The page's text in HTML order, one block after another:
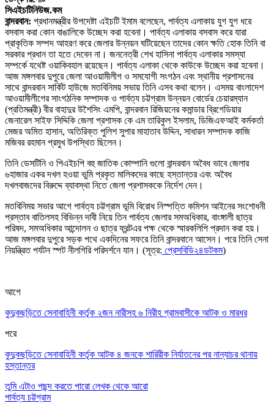
সিএইচটিনিউজ.কম
বান্দরবান: প্রধানমন্ত্রীর উপদেষ্টা এইচটি ইমাম বলেছেন, পার্বত্য এলাকায় যুগ যুগ ধরে
বসবাস করা কোন বাঙালিকে উচ্ছেদ করা হবেনা। পার্বত্য এলাকায় বসবাস করে যারা
প্রাকৃতিক সম্পদ আহরণ করে জেলার উন্নয়ন ঘটিয়েছেন তাদের কোন ক্ষতি হোক তিনি বা
সরকার প্রধান তা হতে দেবেন না। জননেত্রী শেখ হাসিনা পার্বত্য এলাকার সমস্যা
সম্পর্কে যথেষ্ট ওয়াকিবহাল রয়েছেন। পার্বত্য এলাকা থেকে কাউকে উচ্ছেদ করা হবেনা।
আজ মঙ্গলবার দুপুরে জেলা আওয়ামীলীগ ও সমযোগী সংগঠন এবং স্থানীয় প্রশাসনের
সাথে বান্দরবান সার্কিট হাউজে মতবিনিময় সভায় তিনি এসব কথা বলেন। এসময় বাংলাদেশ
আওয়ামীলীগের সাংগঠনিক সম্পাদক ও পার্বত্য চট্টগ্রাম উন্নয়ন বোর্ডের চেয়ারম্যান
(প্রতিমন্ত্রী) বীর বাহাদুর উশৈসিং এমপি, বান্দরবান রিজিয়নের কমান্ডার ব্রিগেডিয়ার
জেনারেল সাইফ সিদ্দিকি জেলা প্রশাসক কে এম তারিকুল ইসলাম, ডিজিএফআই কর্মকর্তা
মেজর অমিত হাসান, অতিরিক্ত পুলিশ সুপার মাহাতাব উদ্দিন, সাধারন সম্পাদক কাজি
মজিবর রহমান প্রমুখ উপস্থিত ছিলেন।
তিনি ডেসটিনি ও পিএইচপি বহু জাতিক কোম্পানি গুলো বান্দরবান অবৈধ ভাবে জেলার
৬হাজার একর দখল হওয়া ভুমি প্রকৃত মালিকদের কাছে হস্তান্তর এবং অবৈধ
দখলবাজদের বিরুদ্দে ব্যাবস্থা নিতে জেলা প্রশাসককে নির্দেশ দেন।
মতবিনিময় সভার আগে পার্বত্য চট্টগ্রাম ভূমি বিরোধ নিস্পত্তি কমিশন আইনের সংশোধনী
প্রস্তাব বাতিলসহ বিভিন্ন দাবী নিয়ে তিন পার্বত্য জেলার সমঅধিকার, বাংঙ্গালী ছাত্র
পরিষদ, সমঅধিকার আন্দোলন ও ছাত্র ফ্রন্টএর পক্ষ থেকে স্মারকলিপি প্রদান করা হয়।
আজ মঙ্গলবার দুপুরে সড়ক পথে একদিনের সফরে তিনি বান্দরবানে আসেন। পরে তিনি সেনা
নিয়ন্ত্রিত পর্যটন স্পট নীলগিরি পরিদর্শনে যান। (সূত্র: প্রেসবিডি২৪ডটকম)
আগে
কুদুকছড়িতে সেনাবাহিনী কর্তৃক ২জন নারীসহ ৬ নিরীহ গ্রামবাসীকে আটক ও মারধর
পরে
কুদুকছড়িতে সেনাবাহিনী কর্তৃক আটক ৪ জনকে শারিরীক নির্যাতনের পর নান্যাচর থানায়
হস্তান্তর
তুমি এটাও পছন্দ করতে পারো লেখক থেকে আরো
পার্বত্য চট্টগ্রাম